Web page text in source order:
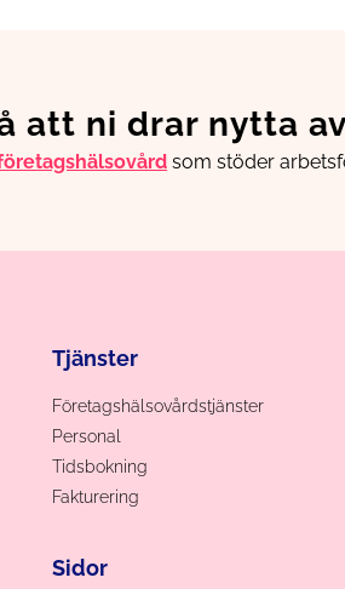
att ni drar nytta
som stöder
Tjänster
Företagshälsovårdstjänster
Personal
Tidsbokning
Fakturering
Sidor